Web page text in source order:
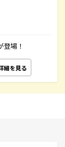
登場！
細を見る